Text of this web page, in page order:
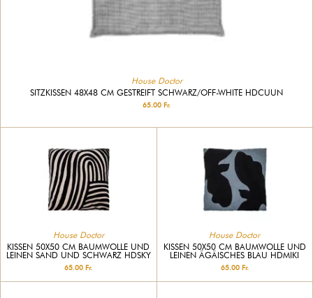
House Doctor
SITZKISSEN 48X48 CM GESTREIFT SCHWARZ/OFF-WHITE HDCUUN
65.00 Fr.
House Doctor
KISSEN 50X50 CM BAUMWOLLE UND
LEINEN SAND UND SCHWARZ HDSKY
65.00 Fr.
House Doctor
KISSEN 50X50 CM BAUMWOLLE UND
LEINEN ÄGÄISCHES BLAU HDMIKI
65.00 Fr.